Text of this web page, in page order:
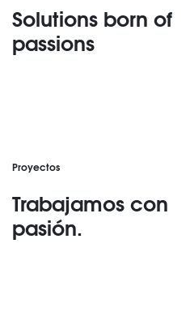
Solutions born of
passions
Proyectos
Trabajamos con
pasión.